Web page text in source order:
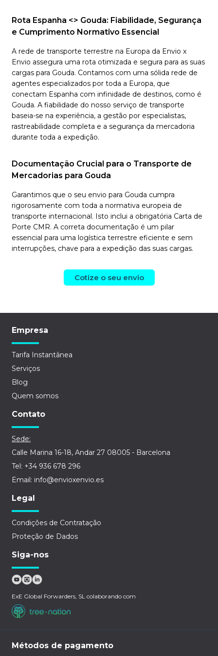
Rota Espanha <> Gouda: Fiabilidade, Segurança
e Cumprimento Normativo Essencial
A rede de transporte terrestre na Europa da Envio x
Envio assegura uma rota otimizada e segura para as suas
cargas para Gouda. Contamos com uma sólida rede de
agentes especializados por toda a Europa, que
conectam Espanha com infinidade de destinos, como é
Gouda. A fiabilidade do nosso serviço de transporte
baseia-se na experiência, a gestão por especialistas,
rastreabilidade completa e a segurança da mercadoria
durante toda a expedição.
Documentação Crucial para o Transporte de
Mercadorias para Gouda
Garantimos que o seu envio para Gouda cumpra
rigorosamente com toda a normativa europeia de
transporte internacional. Isto inclui a obrigatória Carta de
Porte CMR. A correta documentação é um pilar
essencial para uma logística terrestre eficiente e sem
interrupções, chave para a expedição das suas cargas.
Cotize o seu envio
Empresa
Tarifa Instantânea
Serviços
Blog
Quem somos
Contato
Sede:
Calle Marina 16-18, Andar 27 08005 - Barcelona
Tel: +34 936 678 296
Email: info@envioxenvio.es
Legal
Condições de Contratação
Proteção de Dados
Siga-nos
ExE Global Forwarders, SL colaborando com
Métodos de pagamento